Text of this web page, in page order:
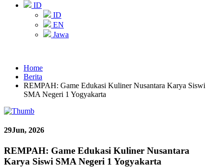
ID
ID
EN
Jawa
Home
Berita
REMPAH: Game Edukasi Kuliner Nusantara Karya Siswi
SMA Negeri 1 Yogyakarta
29Jun, 2026
REMPAH: Game Edukasi Kuliner Nusantara
Karya Siswi SMA Negeri 1 Yogyakarta